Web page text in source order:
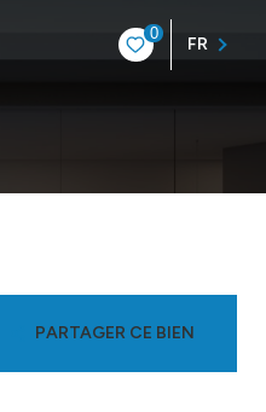
0
FR
PARTAGER CE BIEN